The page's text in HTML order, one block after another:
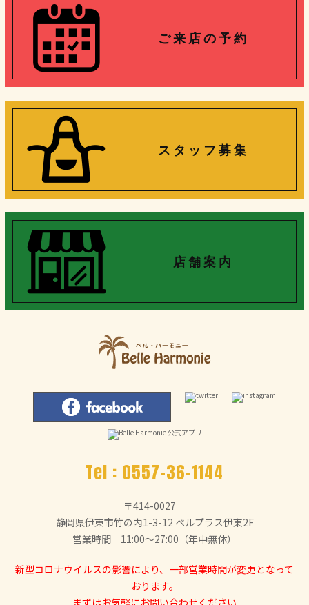
ご 来 店 の 予 約
ス タ ッ フ 募 集
店 舗 案 内
Tel : 0557-36-1144
〒414-0027
静岡県伊東市竹の内1-3-12 ベルプラス伊東2F
営業時間 11:00～27:00（年中無休）
新型コロナウイルスの影響により、一部営業時間が変更となって
おります。
まずはお気軽にお問い合わせください